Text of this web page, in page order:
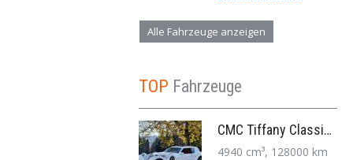
Alle Fahrzeuge anzeigen
TOP Fahrzeuge
CMC Tiffany Classic Coupé Neoklassiker 5.0 V8 1991
4940 cm³, 128000 km